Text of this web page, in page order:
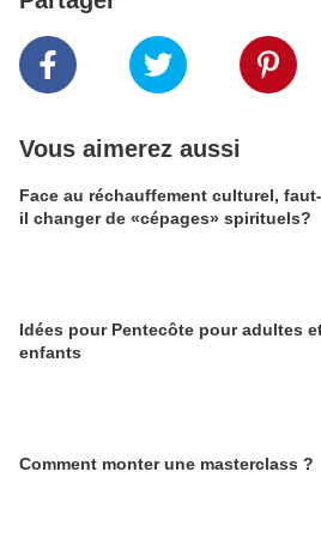
Vous aimerez aussi
Face au réchauffement culturel, faut-
il changer de «cépages» spirituels?
Idées pour Pentecôte pour adultes
enfants
Comment monter une masterclass ?